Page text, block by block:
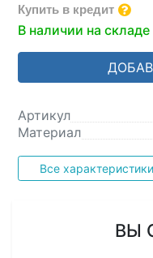
Купить в кредит
В наличии на складе
Артикул
Материал
Все характеристики
ВЫ